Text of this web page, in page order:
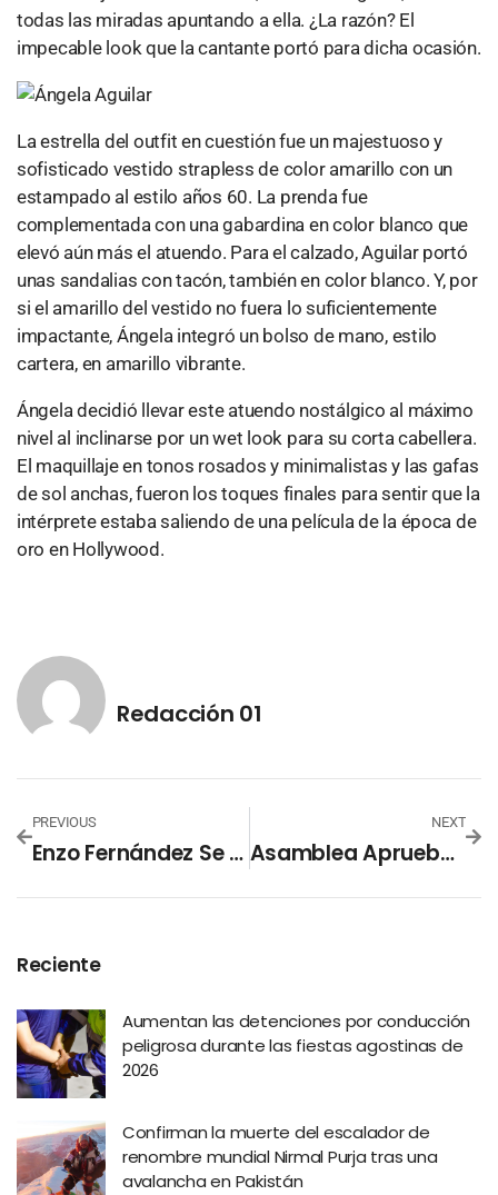
todas las miradas apuntando a ella. ¿La razón? El
impecable look que la cantante portó para dicha ocasión.
La estrella del outfit en cuestión fue un majestuoso y
sofisticado vestido strapless de color amarillo con un
estampado al estilo años 60. La prenda fue
complementada con una gabardina en color blanco que
elevó aún más el atuendo. Para el calzado, Aguilar portó
unas sandalias con tacón, también en color blanco. Y, por
si el amarillo del vestido no fuera lo suficientemente
impactante, Ángela integró un bolso de mano, estilo
cartera, en amarillo vibrante.
Ángela decidió llevar este atuendo nostálgico al máximo
nivel al inclinarse por un wet look para su corta cabellera.
El maquillaje en tonos rosados y minimalistas y las gafas
de sol anchas, fueron los toques finales para sentir que la
intérprete estaba saliendo de una película de la época de
oro en Hollywood.
Redacción 01
PREVIOUS
Enzo Fernández Se Disculpa Y Chelsea Abre Procedimiento
NEXT
Asamblea Aprueba Ley Para Facilitar Acceso A Productos Básicos
Reciente
Aumentan las detenciones por conducción
peligrosa durante las fiestas agostinas de
2026
Confirman la muerte del escalador de
renombre mundial Nirmal Purja tras una
avalancha en Pakistán